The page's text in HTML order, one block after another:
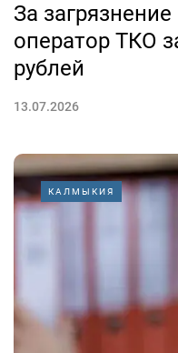
За
оператор ТКО
рублей
13.07.2026
КАЛМЫКИЯ